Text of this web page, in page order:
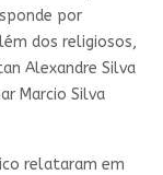
por
dos religiosos,
Alexandre Silva
Marcio Silva
relataram em